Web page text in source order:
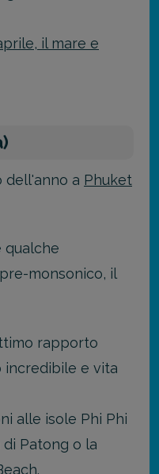
il mare e
dell'anno a Phuket
qualche
monsonico, il
rapporto
incredibile e vita
alle isole Phi Phi
Patong o la